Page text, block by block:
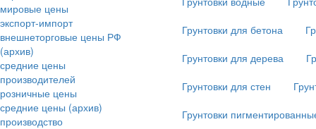
мировые цены
экспорт-импорт
внешнеторговые цены РФ
(архив)
средние цены
производителей
розничные цены
средние цены (архив)
производство
Грунтовки для бетона
Грунтовки для дерева
Грунтовки для стен
Грунтовки